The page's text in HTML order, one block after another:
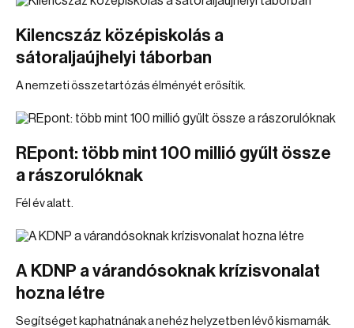
Kilencszáz középiskolás a
sátoraljaújhelyi táborban
A nemzeti összetartózás élményét erősítik.
REpont: több mint 100 millió gyűlt össze
a rászorulóknak
Fél év alatt.
A KDNP a várandósoknak krízisvonalat
hozna létre
Segítséget kaphatnának a nehéz helyzetben lévő kismamák.